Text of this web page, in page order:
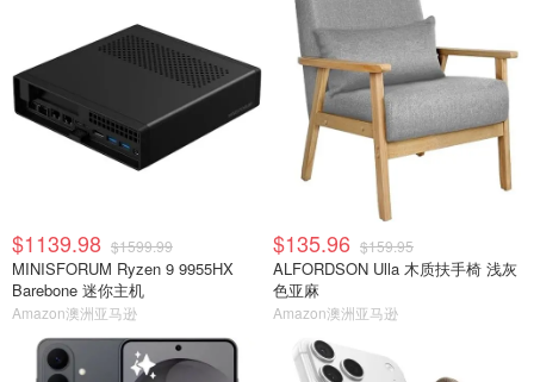
$1139.98 $1599.99
MINISFORUM Ryzen 9 9955HX
Barebone 迷你主机
Amazon澳洲亚马逊
$135.96 $159.95
ALFORDSON Ulla 木质扶手椅 浅灰
色亚麻
Amazon澳洲亚马逊